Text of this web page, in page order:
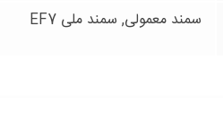
سمند معمولی, سمند ملی EF7